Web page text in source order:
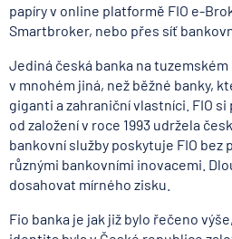
papíry v online platformě FIO e-
Smartbroker, nebo přes síť
Jediná česká banka na
v mnohém jiná, než běžné banky,
giganti a zahraniční vlastníci. FIO
od založení v roce 1993 udržela
bankovní služby poskytuje FIO bez
různými bankovními inovacemi.
dosahovat mírného zisku.
Fio banka je jak již bylo řečeno